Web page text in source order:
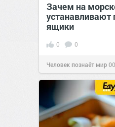
Зачем на
устанавливают
ящики
0 0
Человек познаёт мир